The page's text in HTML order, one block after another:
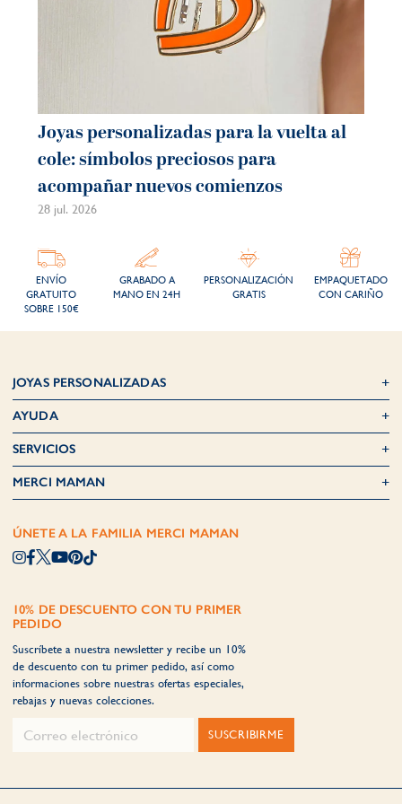
Joyas personalizadas para la vuelta al
cole: símbolos preciosos para
acompañar nuevos comienzos
28 jul. 2026
ENVÍO
GRATUITO
SOBRE 150€
GRABADO A
MANO EN 24H
PERSONALIZACIÓN
GRATIS
EMPAQUETADO
CON CARIÑO
JOYAS PERSONALIZADAS
AYUDA
SERVICIOS
MERCI MAMAN
ÚNETE A LA FAMILIA MERCI MAMAN
10% DE DESCUENTO CON TU PRIMER
PEDIDO
Suscríbete a nuestra newsletter y recibe un 10%
de descuento con tu primer pedido, así como
informaciones sobre nuestras ofertas especiales,
rebajas y nuevas colecciones.
SUSCRIBIRME